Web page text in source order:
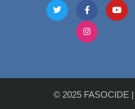
© 2025 FASOCIDE |